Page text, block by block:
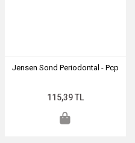
Jensen Sond Periodontal - Pcp
115,39 TL